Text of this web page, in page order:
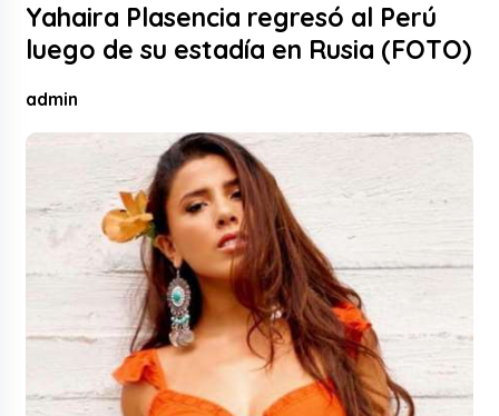
Yahaira Plasencia regresó al Perú
luego de su estadía en Rusia (FOTO)
admin